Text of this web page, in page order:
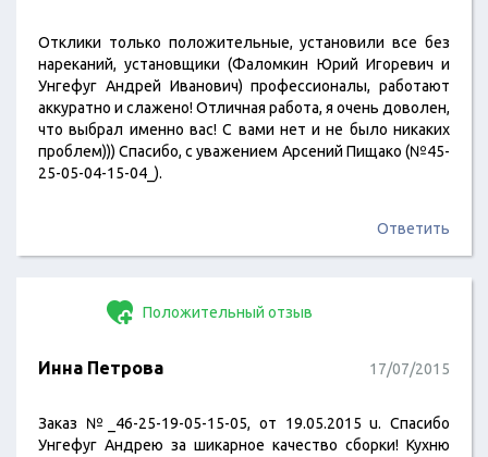
Отклики только положительные, установили все без
нареканий, установщики (Фаломкин Юрий Игоревич и
Унгефуг Андрей Иванович) профессионалы, работают
аккуратно и слажено! Отличная работа, я очень доволен,
что выбрал именно вас! С вами нет и не было никаких
проблем))) Спасибо, с уважением Арсений Пищако (№45-
25-05-04-15-04_).
Ответить
Положительный отзыв
Инна Петрова 17/07/2015
Заказ №_46-25-19-05-15-05, от 19.05.2015 u. Спасибо
Унгефуг Андрею за шикарное качество сборки! Кухню